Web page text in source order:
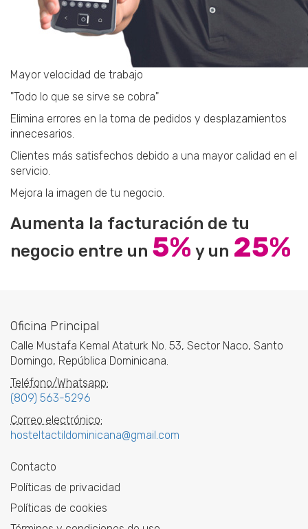
Mayor velocidad de trabajo
"Todo lo que se sirve se cobra"
Elimina errores en la toma de pedidos y desplazamientos
innecesarios.
Clientes más satisfechos debido a una mayor calidad en el
servicio.
Mejora la imagen de tu negocio.
Aumenta la facturación de tu
negocio entre un 5% y un 25%
Oficina Principal
Calle Mustafa Kemal Ataturk No. 53, Sector Naco, Santo
Domingo, República Dominicana.
Teléfono/Whatsapp:
(809) 563-5296
Correo electrónico:
hosteltactildominicana@gmail.com
Contacto
Políticas de privacidad
Políticas de cookies